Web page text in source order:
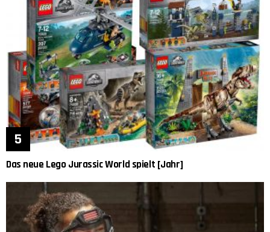
Das neue Lego Jurassic World spielt [Jahr]